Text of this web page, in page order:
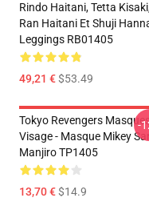
Rindo Haitani, Tetta
Ran Haitani Et Shuji
Leggings RB01405
49,21 €$53.49
Tokyo Revengers
Visage - Masque Mikey
Manjiro TP1405
13,70 €$14.9
-